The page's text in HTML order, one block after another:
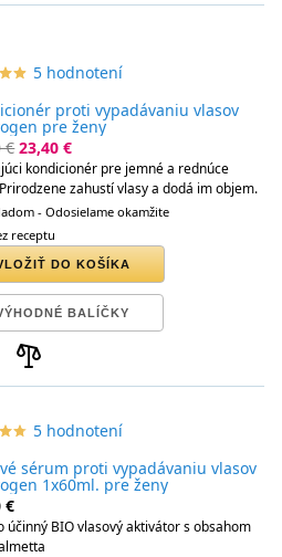
star_border
star 5 hodnotení
proti vypadávaniu vlasov
pre ženy
€ 23,40 €
kondicionér pre jemné a rednúce
zahustí vlasy a dodá im objem.
- Odosielame okamžite
receptu
DO KOŠÍKA
BALÍČKY
star_border
star 5 hodnotení
sérum proti vypadávaniu vlasov
1x60ml. pre ženy
€
účinný BIO vlasový aktivátor s obsahom